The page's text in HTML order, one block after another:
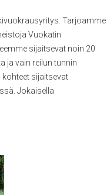
Tarjoamme
Vuokatin
sijaitsevat noin 20
ja vain reilun tunnin
sijaitsevat
Jokaisella